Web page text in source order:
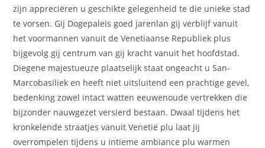
zijn appreciëren u geschikte gelegenheid te die unieke stad
te vorsen. Gij Dogepaleis goed jarenlan gij verblijf vanuit
het voormannen vanuit de Venetiaanse Republiek plus
bijgevolg gij centrum van gij kracht vanuit het hoofdstad.
Diegene majestueuze plaatselijk staat ongeacht u San-
Marcobasiliek en heeft niet uitsluitend een prachtige gevel,
bedenking zowel intact watten eeuwenoude vertrekken die
bijzonder nauwgezet versierd bestaan. Dwaal tijdens het
kronkelende straatjes vanuit Venetië plu laat jij
overrompelen tijdens u intieme ambiance plu warmen